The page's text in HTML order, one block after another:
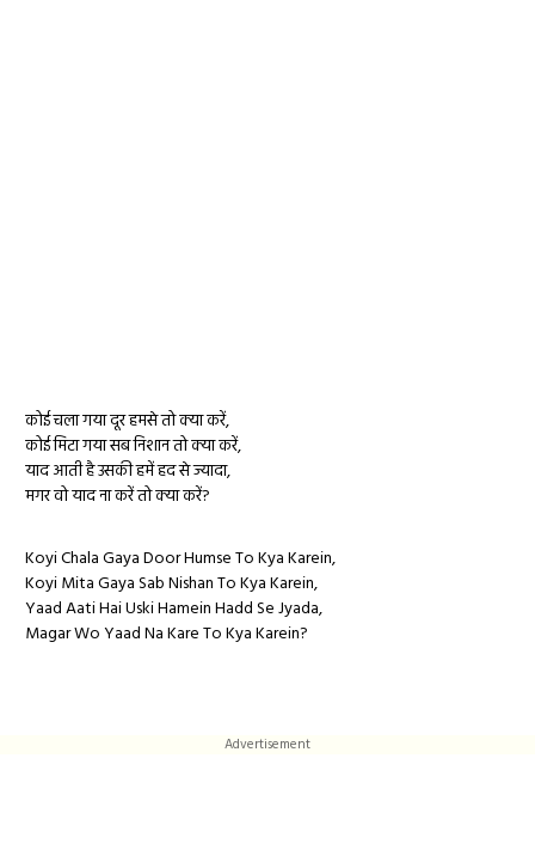
कोई चला गया दूर हमसे तो क्या करें,
कोई मिटा गया सब निशान तो क्या करें,
याद आती है उसकी हमें हद से ज्यादा,
मगर वो याद ना करें तो क्या करें?
Koyi Chala Gaya Door Humse To Kya Karein,
Koyi Mita Gaya Sab Nishan To Kya Karein,
Yaad Aati Hai Uski Hamein Hadd Se Jyada,
Magar Wo Yaad Na Kare To Kya Karein?
Advertisement